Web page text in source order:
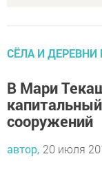
СЁЛА И ДЕРЕВНИ
В Мари
сооружений
автор, 20 июля